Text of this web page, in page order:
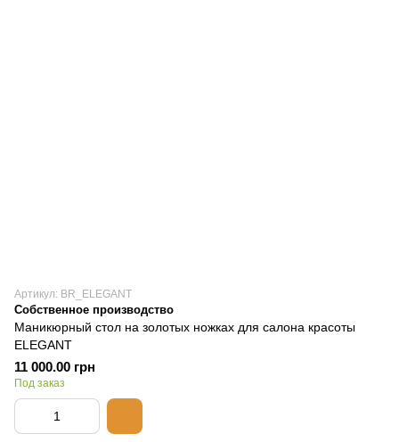
Артикул: BR_ELEGANT
Собственное производство
Маникюрный стол на золотых ножках для салона красоты
ELEGANT
11 000.00 грн
Под заказ